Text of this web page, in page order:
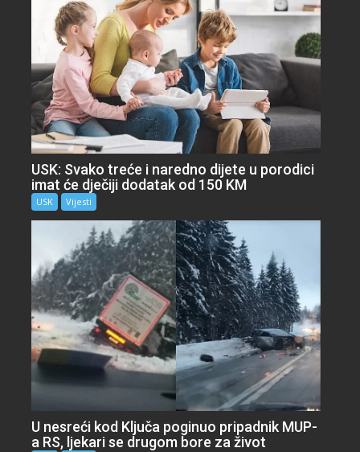
USK: Svako treće i naredno dijete u porodici
imat će dječiji dodatak od 150 KM
USK Vijesti
U nesreći kod Ključa poginuo pripadnik MUP-
a RS, ljekari se drugom bore za život